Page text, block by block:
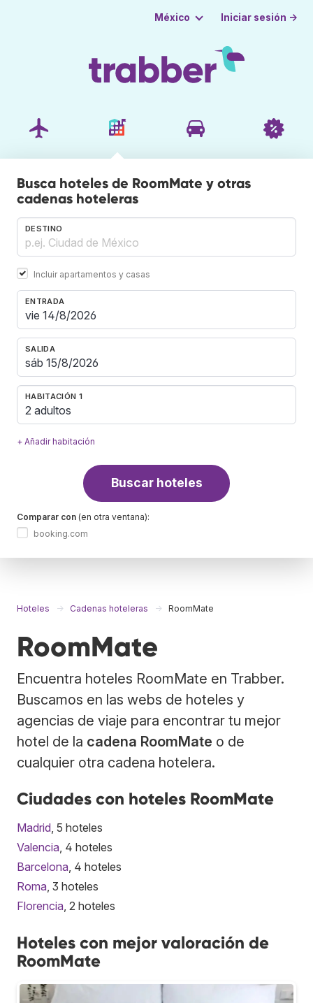
México Iniciar sesión →
Busca hoteles de RoomMate y otras
cadenas hoteleras
DESTINO
Incluir apartamentos y casas
ENTRADA
SALIDA
HABITACIÓN 1
2 adultos
+ Añadir habitación
Buscar hoteles
Comparar con (en otra ventana):
booking.com
Hoteles Cadenas hoteleras RoomMate
RoomMate
Encuentra hoteles RoomMate en Trabber.
Buscamos en las webs de hoteles y
agencias de viaje para encontrar tu mejor
hotel de la cadena RoomMate o de
cualquier otra cadena hotelera.
Ciudades con hoteles RoomMate
Madrid , 5 hoteles
Valencia , 4 hoteles
Barcelona , 4 hoteles
Roma , 3 hoteles
Florencia , 2 hoteles
Hoteles con mejor valoración de
RoomMate